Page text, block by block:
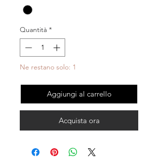
Quantità *
Ne restano solo: 1
Aggiungi al carrello
Acquista ora